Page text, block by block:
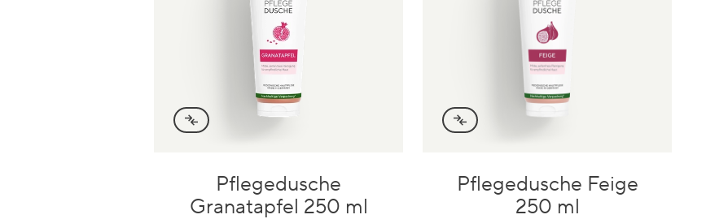
Produkt
Pflegedusche
Granatapfel 250 ml
ZumPflegedusche Feige
250 ml